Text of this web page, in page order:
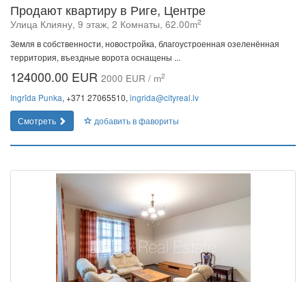
Продают квартиру в Риге, Центре
Улица Клияну, 9 этаж, 2 Комнаты, 62.00m2
Земля в собственности, новостройка, благоустроенная озеленённая
территория, въездные ворота оснащены ...
124000.00 EUR 2000 EUR / m2
Ingrīda Punka, +371 27065510, ingrida@cityreal.lv
Смотреть
добавить в фавориты